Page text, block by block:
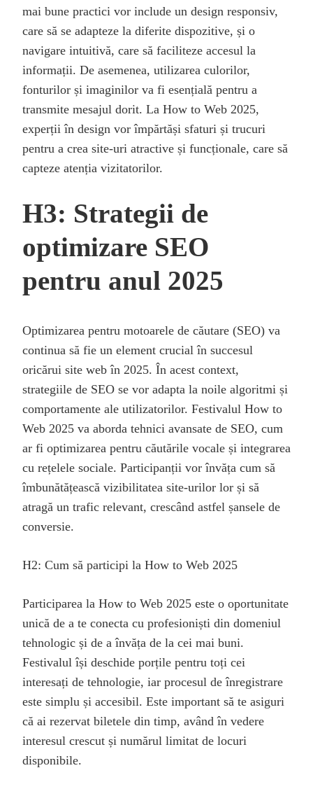
mai bune practici vor include un design responsiv,
care să se adapteze la diferite dispozitive, și o
navigare intuitivă, care să faciliteze accesul la
informații. De asemenea, utilizarea culorilor,
fonturilor și imaginilor va fi esențială pentru a
transmite mesajul dorit. La How to Web 2025,
experții în design vor împărtăși sfaturi și trucuri
pentru a crea site-uri atractive și funcționale, care să
capteze atenția vizitatorilor.
H3: Strategii de
optimizare SEO
pentru anul 2025
Optimizarea pentru motoarele de căutare (SEO) va
continua să fie un element crucial în succesul
oricărui site web în 2025. În acest context,
strategiile de SEO se vor adapta la noile algoritmi și
comportamente ale utilizatorilor. Festivalul How to
Web 2025 va aborda tehnici avansate de SEO, cum
ar fi optimizarea pentru căutările vocale și integrarea
cu rețelele sociale. Participanții vor învăța cum să
îmbunătățească vizibilitatea site-urilor lor și să
atragă un trafic relevant, crescând astfel șansele de
conversie.
H2: Cum să participi la How to Web 2025
Participarea la How to Web 2025 este o oportunitate
unică de a te conecta cu profesioniști din domeniul
tehnologic și de a învăța de la cei mai buni.
Festivalul își deschide porțile pentru toți cei
interesați de tehnologie, iar procesul de înregistrare
este simplu și accesibil. Este important să te asiguri
că ai rezervat biletele din timp, având în vedere
interesul crescut și numărul limitat de locuri
disponibile.